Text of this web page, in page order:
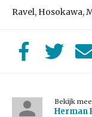
Ravel, Hosokawa,
Bekijk
Herman